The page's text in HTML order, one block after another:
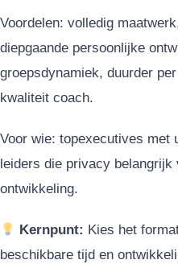
Voordelen: volledig
diepgaande persoonlijke
groepsdynamiek, duurder
kwaliteit coach.
Voor wie: topexecutives met
leiders die privacy belangrijk
ontwikkeling.
Kernpunt: Kies het
beschikbare tijd en